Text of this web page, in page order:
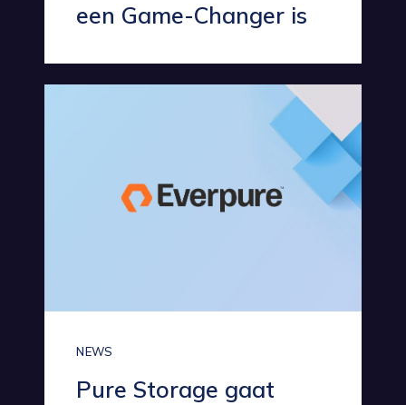
een Game-Changer is
NEWS
Pure Storage gaat